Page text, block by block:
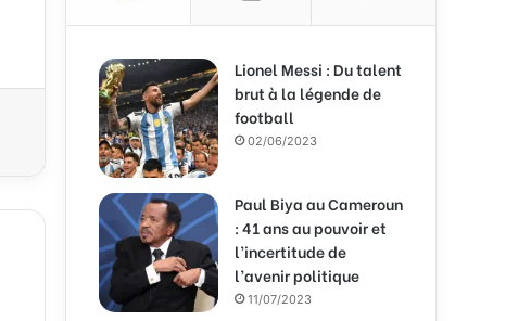
Lionel Messi : Du talent
brut à la légende de
football
02/06/2023
Paul Biya au Cameroun
: 41 ans au pouvoir et
l’incertitude de
l’avenir politique
11/07/2023